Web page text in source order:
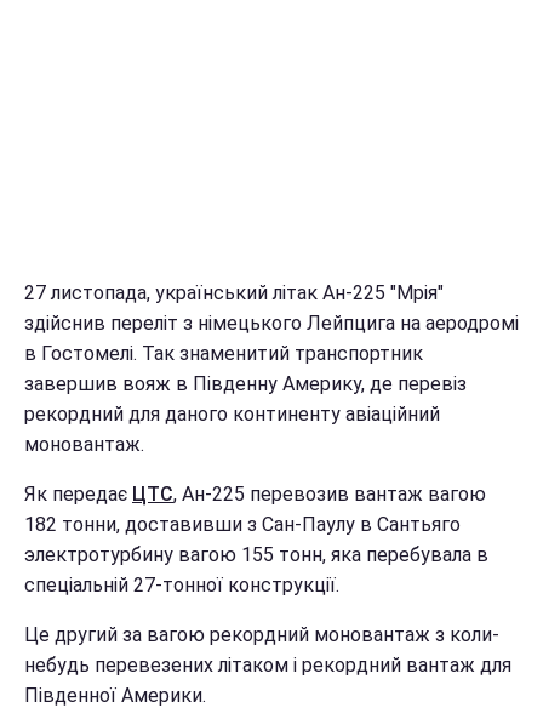
27 листопада, український літак Ан-225 "Мрія"
здійснив переліт з німецького Лейпцига на аеродромі
в Гостомелі. Так знаменитий транспортник
завершив вояж в Південну Америку, де перевіз
рекордний для даного континенту авіаційний
моновантаж.
Як передає ЦТС, Ан-225 перевозив вантаж вагою
182 тонни, доставивши з Сан-Паулу в Сантьяго
электротурбину вагою 155 тонн, яка перебувала в
спеціальній 27-тонної конструкції.
Це другий за вагою рекордний моновантаж з коли-
небудь перевезених літаком і рекордний вантаж для
Південної Америки.